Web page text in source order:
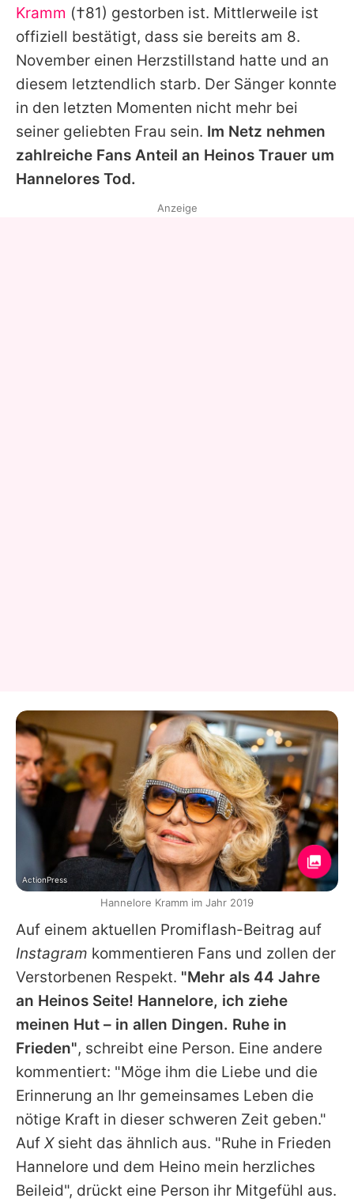
Nutzungsbedingungen
Utiq verwalten
Kramm (†81) gestorben ist. Mittlerweile ist
offiziell bestätigt, dass sie bereits am 8.
November einen Herzstillstand hatte und an
diesem letztendlich starb. Der Sänger konnte
in den letzten Momenten nicht mehr bei
seiner geliebten Frau sein. Im Netz nehmen
zahlreiche Fans Anteil an Heinos Trauer um
Hannelores Tod.
Auf einem aktuellen Promiflash-Beitrag auf
Instagram kommentieren Fans und zollen der
Verstorbenen Respekt. "Mehr als 44 Jahre
an Heinos Seite! Hannelore, ich ziehe
meinen Hut – in allen Dingen. Ruhe in
Frieden", schreibt eine Person. Eine andere
kommentiert: "Möge ihm die Liebe und die
Erinnerung an Ihr gemeinsames Leben die
nötige Kraft in dieser schweren Zeit geben."
Auf Xsieht das ähnlich aus. "Ruhe in Frieden
Hannelore und dem Heino mein herzliches
Beileid", drückt eine Person ihr Mitgefühl aus.
Anzeige
ActionPress
Hannelore Kramm im Jahr 2019